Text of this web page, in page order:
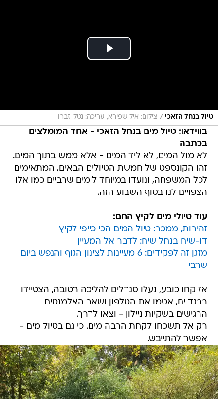
טיול בנחל הזאכי / צילום: איל שפירא, עריכה: נטלי זברו
בווידאו: טיול מים בנחל הזאכי - אחד המומלצים
בכתבה
לא מול המים, לא ליד המים - אלא ממש בתוך המים.
זהו הקונספט של חמשת הטיולים הבאים, המתאימים
לכל המשפחה, ונועדו במיוחד לימים שרביים כמו אלו
הצפויים לנו בסוף השבוע הזה.
עוד טיולי מים לקיץ החם:
זהירות, ממכר: טיול המים הכי כייפי לקיץ
דו-שיח בנחל שיח: לדבר אל המעיין
מזגן זה לפקידים: 6 מעיינות לצינון הגוף והנפש ביום
שרבי
אז קחו כובע, נעלו סנדלים להליכה רטובה, הצטיידו
בבגד ים, אטמו את הטלפון ושאר האלמנטים
הרגישים בשקיות ניילון - וצאו לדרך.
רק אל תשכחו לקחת הרבה מים. כי גם בטיול מים -
אפשר להתייבש.